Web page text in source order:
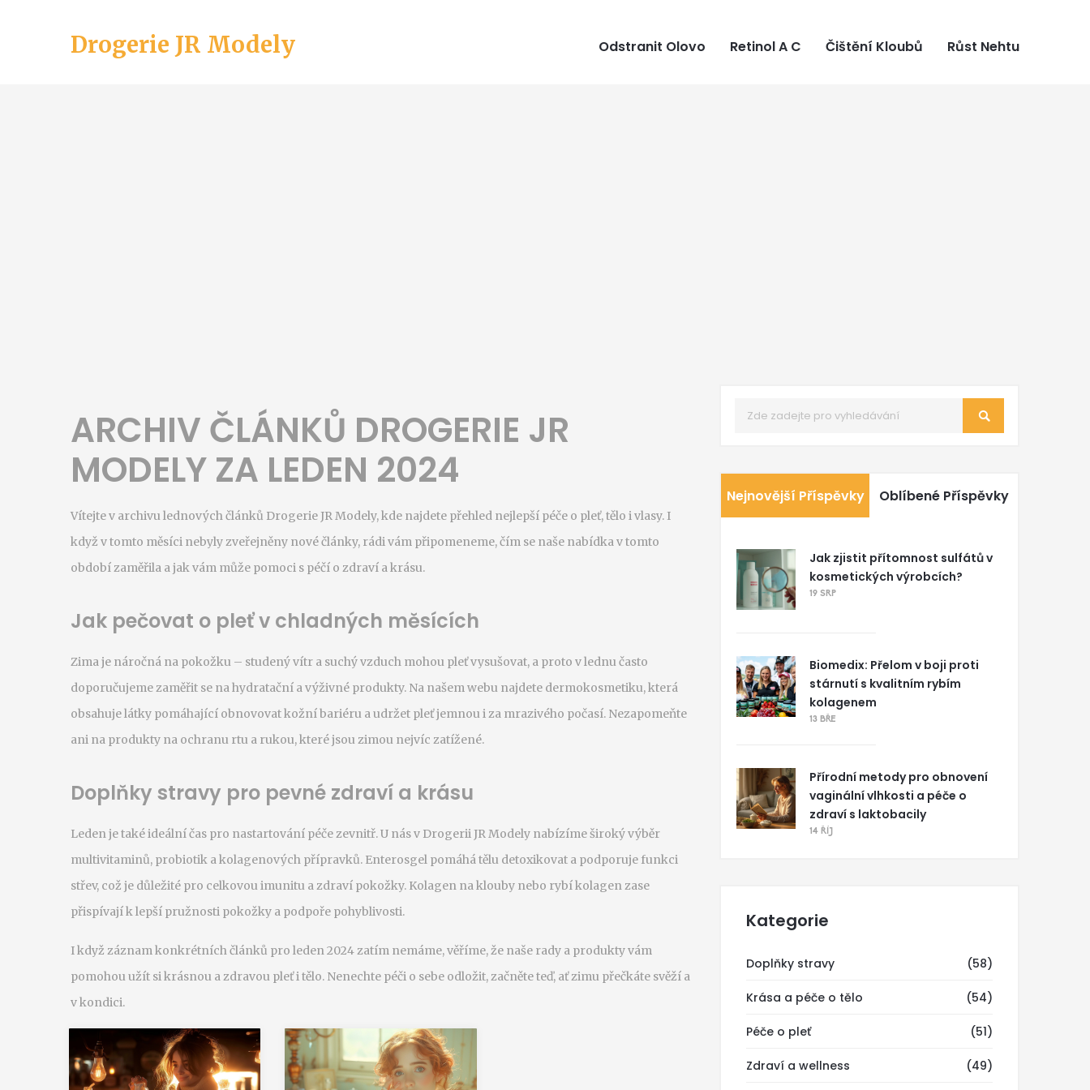
Drogerie JR Modely Odstranit Olovo Retinol A C Čištění Kloubů Růst Nehtu
ARCHIV ČLÁNKŮ DROGERIE JR
MODELY ZA LEDEN 2024
Vítejte v archivu lednových článků Drogerie JR Modely, kde najdete přehled nejlepší péče o pleť, tělo i vlasy. I
když v tomto měsíci nebyly zveřejněny nové články, rádi vám připomeneme, čím se naše nabídka v tomto
období zaměřila a jak vám může pomoci s péčí o zdraví a krásu.
Jak pečovat o pleť v chladných měsících
Zima je náročná na pokožku – studený vítr a suchý vzduch mohou pleť vysušovat, a proto v lednu často
doporučujeme zaměřit se na hydratační a výživné produkty. Na našem webu najdete dermokosmetiku, která
obsahuje látky pomáhající obnovovat kožní bariéru a udržet pleť jemnou i za mrazivého počasí. Nezapomeňte
ani na produkty na ochranu rtu a rukou, které jsou zimou nejvíc zatížené.
Doplňky stravy pro pevné zdraví a krásu
Leden je také ideální čas pro nastartování péče zevnitř. U nás v Drogerii JR Modely nabízíme široký výběr
multivitaminů, probiotik a kolagenových přípravků. Enterosgel pomáhá tělu detoxikovat a podporuje funkci
střev, což je důležité pro celkovou imunitu a zdraví pokožky. Kolagen na klouby nebo rybí kolagen zase
přispívají k lepší pružnosti pokožky a podpoře pohyblivosti.
I když záznam konkrétních článků pro leden 2024 zatím nemáme, věříme, že naše rady a produkty vám
pomohou užít si krásnou a zdravou pleť i tělo. Nenechte péči o sebe odložit, začněte teď, ať zimu přečkáte svěží a
v kondici.
Nejnovější Příspěvky Oblíbené Příspěvky
Jak zjistit přítomnost sulfátů v
kosmetických výrobcích?
19 SRP
Biomedix: Přelom v boji proti
stárnutí s kvalitním rybím
kolagenem
13 BŘE
Přírodní metody pro obnovení
vaginální vlhkosti a péče o
zdraví s laktobacily
14 ŘÍJ
Kategorie
Doplňky stravy (58)
Krása a péče o tělo (54)
Péče o pleť (51)
Zdraví a wellness (49)